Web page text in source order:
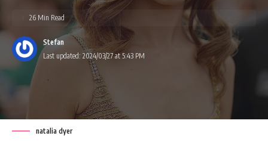
Last updated: 2024/03/27 at 5:43 PM
Stefan
26 Min Read
natalia dyer